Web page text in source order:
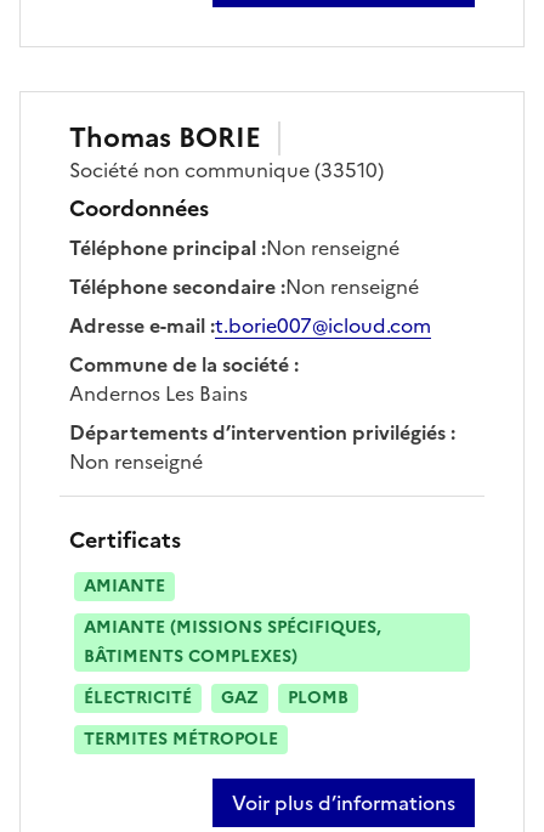
Thomas BORIE
Société non communique(33510)
Coordonnées
Téléphone principal:Non renseigné
Téléphone secondaire:Non renseigné
Adresse e-mail:t.borie007@icloud.com
Commune de la société:
Andernos Les Bains
Départements d’intervention privilégiés:
Non renseigné
Certificats
AMIANTE
AMIANTE (MISSIONS SPÉCIFIQUES,
BÂTIMENTS COMPLEXES)
ÉLECTRICITÉ
GAZ
PLOMB
TERMITES MÉTROPOLE
Voir plus d’informations
sur thomas borie